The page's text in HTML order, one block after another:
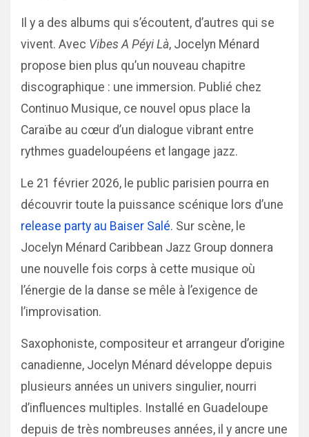
Il y a des albums qui s’écoutent, d’autres qui se
vivent. Avec Vibes A Péyi Là, Jocelyn Ménard
propose bien plus qu’un nouveau chapitre
discographique : une immersion. Publié chez
Continuo Musique, ce nouvel opus place la
Caraïbe au cœur d’un dialogue vibrant entre
rythmes guadeloupéens et langage jazz.
Le 21 février 2026, le public parisien pourra en
découvrir toute la puissance scénique lors d’une
release party au Baiser Salé. Sur scène, le
Jocelyn Ménard Caribbean Jazz Group donnera
une nouvelle fois corps à cette musique où
l’énergie de la danse se mêle à l’exigence de
l’improvisation.
Saxophoniste, compositeur et arrangeur d’origine
canadienne, Jocelyn Ménard développe depuis
plusieurs années un univers singulier, nourri
d’influences multiples. Installé en Guadeloupe
depuis de très nombreuses années, il y ancre une